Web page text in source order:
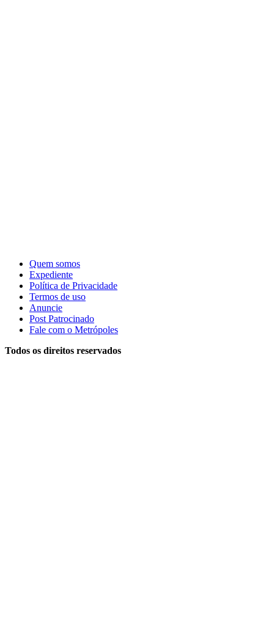
Quem somos
Expediente
Política de Privacidade
Termos de uso
Anuncie
Post Patrocinado
Fale com o Metrópoles
Todos os direitos reservados